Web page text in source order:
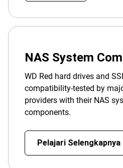
NAS System
WD Red hard drives and
compatibility-tested by
providers with their NAS
components.
Pelajari Selengkapnya